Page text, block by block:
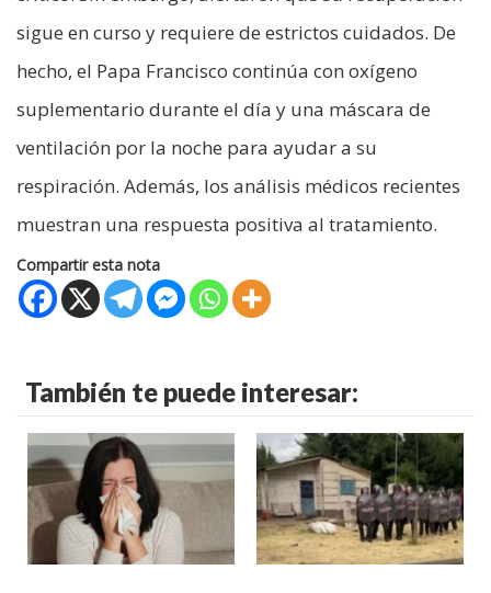
sigue en curso y requiere de estrictos cuidados. De
hecho, el Papa Francisco continúa con oxígeno
suplementario durante el día y una máscara de
ventilación por la noche para ayudar a su
respiración. Además, los análisis médicos recientes
muestran una respuesta positiva al tratamiento.
Compartir esta nota
También te puede interesar: